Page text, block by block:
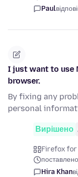
Paul
I just want to use
browser.
By fixing any
personal
Вирішено
Firefox for
Hira Khan